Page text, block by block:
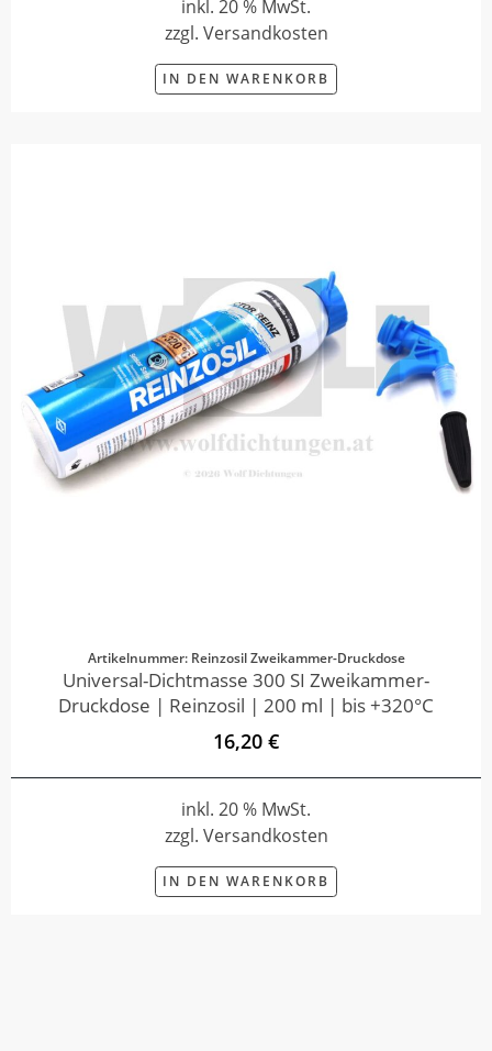
inkl. 20 % MwSt.
zzgl. Versandkosten
IN DEN WARENKORB
Artikelnummer: Reinzosil Zweikammer-Druckdose
Universal-Dichtmasse 300 SI Zweikammer-
Druckdose | Reinzosil | 200 ml | bis +320°C
16,20 €
inkl. 20 % MwSt.
zzgl. Versandkosten
IN DEN WARENKORB